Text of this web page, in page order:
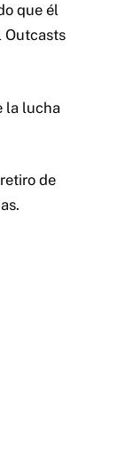
que él
Outcasts
la lucha
de